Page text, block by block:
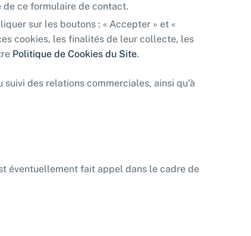
de ce formulaire de contact.
sur les boutons : « Accepter » et «
cookies, les finalités de leur collecte, les
Politique de Cookies du Site.
des relations commerciales, ainsi qu’à
éventuellement fait appel dans le cadre de